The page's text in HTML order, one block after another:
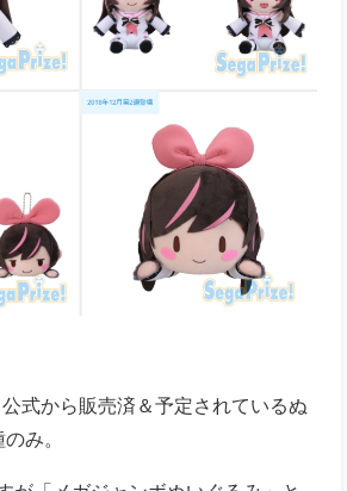
式から販売済＆予定されているぬ
み。